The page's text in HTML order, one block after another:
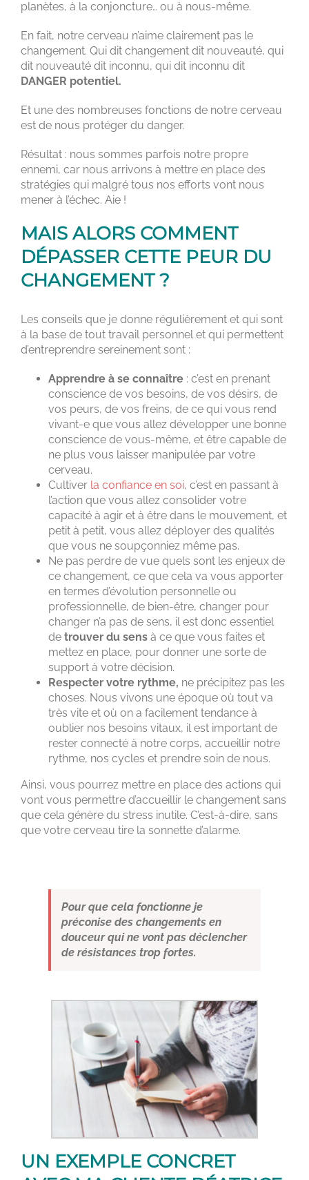
planètes, à la conjoncture… ou à nous-même.
En fait, notre cerveau n’aime clairement pas le
changement. Qui dit changement dit nouveauté, qui
dit nouveauté dit inconnu, qui dit inconnu dit
DANGER potentiel.
Et une des nombreuses fonctions de notre cerveau
est de nous protéger du danger.
Résultat : nous sommes parfois notre propre
ennemi, car nous arrivons à mettre en place des
stratégies qui malgré tous nos efforts vont nous
mener à l’échec. Aie !
MAIS ALORS COMMENT
DÉPASSER CETTE PEUR DU
CHANGEMENT ?
Les conseils que je donne régulièrement et qui sont
à la base de tout travail personnel et qui permettent
d’entreprendre sereinement sont :
Apprendre à se connaître : c’est en prenant
conscience de vos besoins, de vos désirs, de
vos peurs, de vos freins, de ce qui vous rend
vivant-e que vous allez développer une bonne
conscience de vous-même, et être capable de
ne plus vous laisser manipulée par votre
cerveau.
Cultiver la confiance en soi, c’est en passant à
l’action que vous allez consolider votre
capacité à agir et à être dans le mouvement, et
petit à petit, vous allez déployer des qualités
que vous ne soupçonniez même pas.
Ne pas perdre de vue quels sont les enjeux de
ce changement, ce que cela va vous apporter
en termes d’évolution personnelle ou
professionnelle, de bien-être, changer pour
changer n’a pas de sens, il est donc essentiel
de trouver du sens à ce que vous faites et
mettez en place, pour donner une sorte de
support à votre décision.
Respecter votre rythme, ne précipitez pas les
choses. Nous vivons une époque où tout va
très vite et où on a facilement tendance à
oublier nos besoins vitaux, il est important de
rester connecté à notre corps, accueillir notre
rythme, nos cycles et prendre soin de nous.
Ainsi, vous pourrez mettre en place des actions qui
vont vous permettre d’accueillir le changement sans
que cela génère du stress inutile. C’est-à-dire, sans
que votre cerveau tire la sonnette d’alarme.
Pour que cela fonctionne je
préconise des changements en
douceur qui ne vont pas déclencher
de résistances trop fortes.
UN EXEMPLE CONCRET